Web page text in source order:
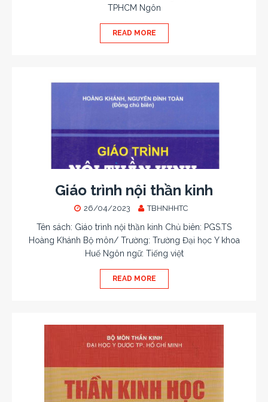
TPHCM Ngôn
READ MORE
Giáo trình nội thần kinh
26/04/2023 TBHNHHTC
Tên sách: Giáo trình nội thần kinh Chủ biên: PGS.TS
Hoàng Khánh Bộ môn/ Trường: Trường Đại học Y khoa
Huế Ngôn ngữ: Tiếng việt
READ MORE